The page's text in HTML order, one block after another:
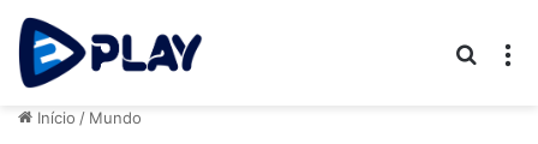
Início / Mundo